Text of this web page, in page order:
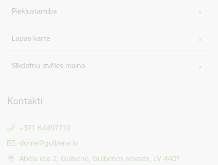
Piekļūstamība
Lapas karte
Sīkdatņu izvēles maiņa
Kontakti
+371 64497710
E-pasts:
dome@gulbene.lv
Ābeļu iela 2, Gulbene, Gulbenes novads, LV-4401